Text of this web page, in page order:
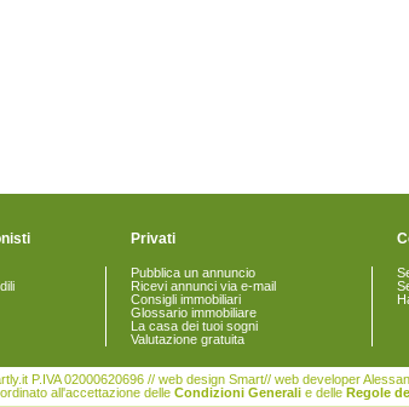
Privati
Pubblica un annuncio
Ricevi annunci via e-mail
Consigli immobiliari
Glossario immobiliare
La casa dei tuoi sogni
Valutazione gratuita
P.IVA 02000620696 // web design Smart// web developer
all'accettazione delle Condizioni Generali e delle Regole